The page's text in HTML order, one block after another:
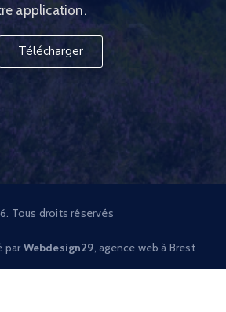
application.
Télécharger
Tous droits réservés
par Webdesign29 , agence web à Brest